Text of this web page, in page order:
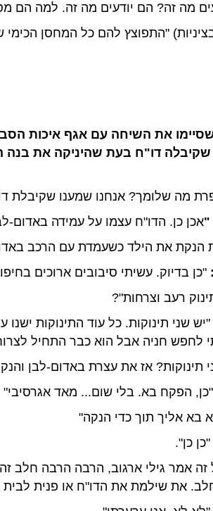
מה זה? הם יודעים מה זה. למה הם
"התפוצץ להם כל המחסן
את השיחה עם אגף איכות
דו"ח בעת שהיניקה את בנה
מה שלומך? אנחנו שמענו שקיבלת
"אכן כן. הדו"ח עצמו על עמידה באדום-
הנקת את הילד כשעמדת עם הרכב
"כן בדיוק. עשיתי סיבובים ארוכים
רעב וצרחות"?
"יש שני תינוקות. כל עוד התינוקות
לחפש חניה אבל הוא כבר התחיל
תינוקות? אז את עצרת באדום-לבן
הפקח בא. בלי שום... מאד אגרסיבי"
בא אליך תוך כדי הנקה"
"כן כן".
זה אמר גילי ארגוב, הרבה הרבה חלב
את שילמת את הדו"ח או פנית